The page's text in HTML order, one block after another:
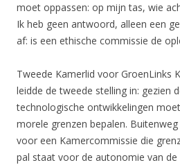
moet oppassen: op mijn tas, wie
Ik heb geen antwoord, alleen een
af: is een ethische commissie de
Tweede Kamerlid voor GroenLinks
leidde de tweede stelling in: gezien
technologische ontwikkelingen
morele grenzen bepalen.
voor een Kamercommissie die
pal staat voor de autonomie van de